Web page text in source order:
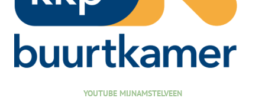
YOUTUBE MIJNAMSTELVEEN